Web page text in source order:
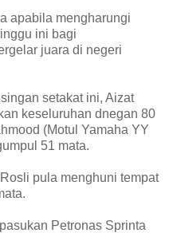
apabila mengharungi
ini bagi
juara di negeri
setakat ini, Aizat
keseluruhan dnegan 80
(Motul Yamaha YY
51 mata.
pula menghuni tempat
Petronas Sprinta